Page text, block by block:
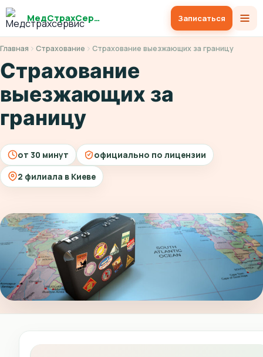
МедСтрахСервис Записаться
Главная Страхование Страхование выезжающих за границу
Страхование
выезжающих за
границу
от 30 минут
официально по лицензии
2 филиала в Киеве